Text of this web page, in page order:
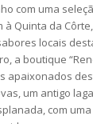
com uma
Quinta da
locais
a boutique
apaixonados
um antigo
com